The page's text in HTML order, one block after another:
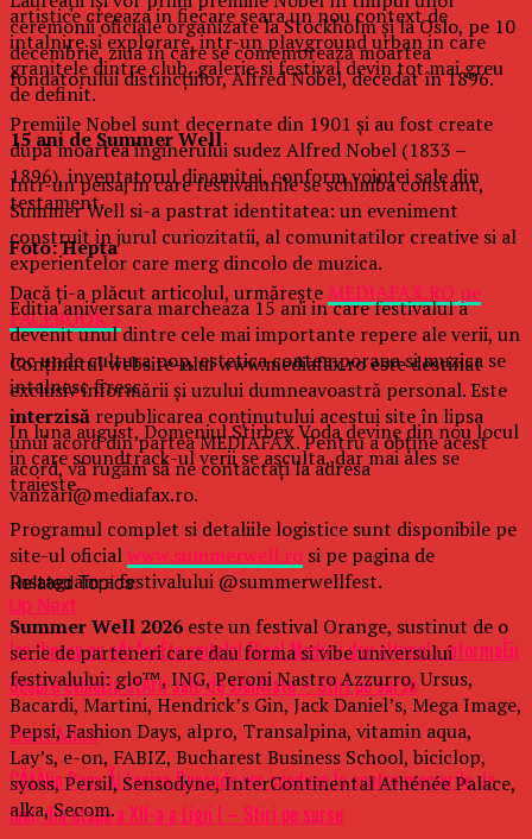
ceremonii oficiale organizate la Stockholm şi la Oslo, pe 10
decembrie, ziua în care se comemorează moartea
fondatorului distincţiilor, Alfred Nobel, decedat în 1896.
Premiile Nobel sunt decernate din 1901 şi au fost create
după moartea inginerului sudez Alfred Nobel (1833 –
1896), inventatorul dinamitei, conform voinţei sale din
testament.
Foto: Hepta
Dacă ţi-a plăcut articolul, urmăreşte MEDIAFAX.RO pe
FACEBOOK »
Conținutul website-ului www.mediafax.ro este destinat
exclusiv informării și uzului dumneavoastră personal. Este
interzisă republicarea conținutului acestui site în lipsa
unui acord din partea MEDIAFAX. Pentru a obține acest
acord, vă rugăm să ne contactați la adresa
vanzari@mediafax.ro.
Related Topics:
Up Next
Ion Iliescu nu pÄrÄseÈte spitalul Elias! Medicii dau ultimele informaÈii
despre evoluÈia stÄrii sale de sÄnÄtate – Stiri pe surse
Don't Miss
CÄtÄlin Popa Åi Lucian Rusandu vor conduce la centru meciurile de
luni, din etapa a XII-a a Ligii I – Stiri pe surse
artistice creeaza in fiecare seara un nou context de
intalnire si explorare, intr-un playground urban in care
granitele dintre club, galerie si festival devin tot mai greu
de definit.
15 ani de Summer Well
Intr-un peisaj in care festivalurile se schimba constant,
Summer Well si-a pastrat identitatea: un eveniment
construit in jurul curiozitatii, al comunitatilor creative si al
experientelor care merg dincolo de muzica.
Editia aniversara marcheaza 15 ani in care festivalul a
devenit unul dintre cele mai importante repere ale verii, un
loc unde cultura pop, estetica contemporana si muzica se
intalnesc firesc.
In luna august, Domeniul Stirbey Voda devine din nou locul
in care soundtrack-ul verii se asculta, dar mai ales se
traieste.
Programul complet si detaliile logistice sunt disponibile pe
site-ul oficialwww.summerwell.ro si pe pagina de
Instagram a festivalului @summerwellfest.
Summer Well 2026 este un festival Orange, sustinut de o
serie de parteneri care dau forma si vibe universului
festivalului: glo™, ING, Peroni Nastro Azzurro, Ursus,
Bacardi, Martini, Hendrick’s Gin, Jack Daniel’s, Mega Image,
Pepsi, Fashion Days, alpro, Transalpina, vitamin aqua,
Lay’s, e-on, FABIZ, Bucharest Business School, biciclop,
syoss, Persil, Sensodyne, InterContinental Athénée Palace,
alka, Secom.